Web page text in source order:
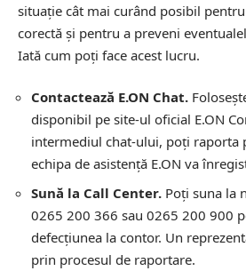
situație cât mai curând posibil
corectă și pentru a preveni
Iată cum poți face acest lucru.
Contactează E.ON Chat.
disponibil pe site-ul oficial E.ON
intermediul chat-ului, poți raporta
echipa de asistență E.ON va
Sună la Call Center. Poți suna la
0265 200 366 sau 0265 200 900
defecțiunea la contor. Un
prin procesul de raportare.